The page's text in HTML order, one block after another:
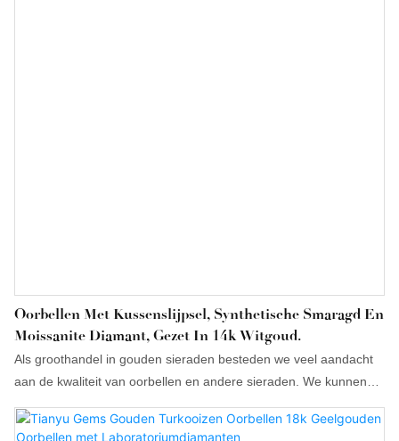
Oorbellen Met Kussenslijpsel, Synthetische Smaragd En
Moissanite Diamant, Gezet In 14k Witgoud.
Als groothandel in gouden sieraden besteden we veel aandacht
aan de kwaliteit van oorbellen en andere sieraden. We kunnen
en budget.